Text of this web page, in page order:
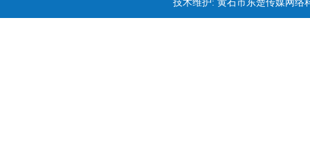
技术维护: 黄石市东楚传媒网络